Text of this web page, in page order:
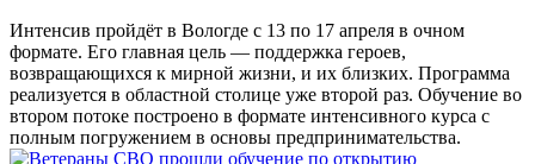
Интенсив пройдёт в Вологде с 13 по 17 апреля в очном
формате. Его главная цель — поддержка героев,
возвращающихся к мирной жизни, и их близких. Программа
реализуется в областной столице уже второй раз. Обучение во
втором потоке построено в формате интенсивного курса с
полным погружением в основы предпринимательства.